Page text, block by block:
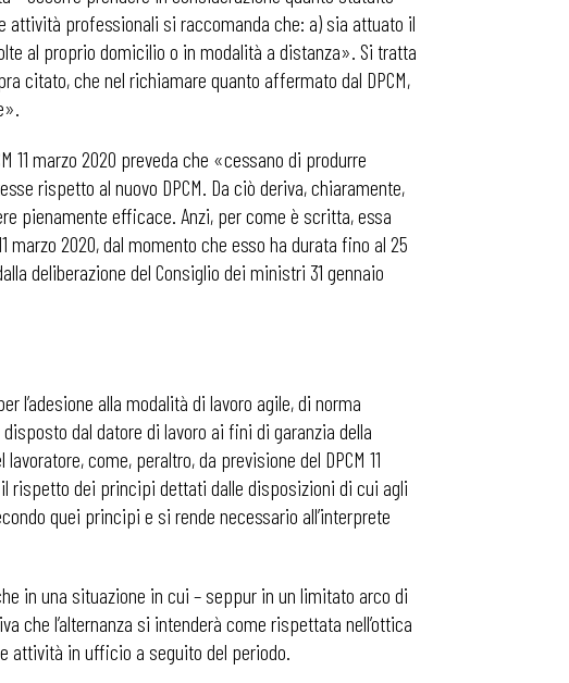
attività professionali si raccomanda che: a) sia attuato il
al proprio domicilio o in modalità a distanza». Si tratta
citato, che nel richiamare quanto affermato dal DPCM,
11 marzo 2020 preveda che «cessano di produrre
rispetto al nuovo DPCM. Da ciò deriva, chiaramente,
pienamente efficace. Anzi, per come è scritta, essa
2020, dal momento che esso ha durata fino al 25
deliberazione del Consiglio dei ministri 31 gennaio
l’adesione alla modalità di lavoro agile, di norma
disposto dal datore di lavoro ai fini di garanzia della
come, peraltro, da previsione del DPCM 11
il rispetto dei principi dettati dalle disposizioni di cui agli
quei principi e si rende necessario all’interprete
in una situazione in cui – seppur in un limitato arco di
che l’alternanza si intenderà come rispettata nell’ottica
attività in ufficio a seguito del periodo.